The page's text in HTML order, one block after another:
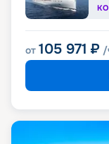
от 105 971 ₽ /